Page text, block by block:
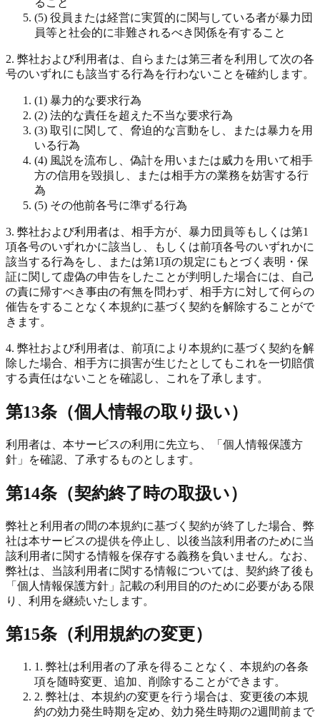
ること
(5) 役員または経営に実質的に関与している者が暴力団
員等と社会的に非難されるべき関係を有すること
2. 弊社および利用者は、自らまたは第三者を利用して次の各
号のいずれにも該当する行為を行わないことを確約します。
(1) 暴力的な要求行為
(2) 法的な責任を超えた不当な要求行為
(3) 取引に関して、脅迫的な言動をし、または暴力を用
いる行為
(4) 風説を流布し、偽計を用いまたは威力を用いて相手
方の信用を毀損し、または相手方の業務を妨害する行
為
(5) その他前各号に準ずる行為
3. 弊社および利用者は、相手方が、暴力団員等もしくは第1
項各号のいずれかに該当し、もしくは前項各号のいずれかに
該当する行為をし、または第1項の規定にもとづく表明・保
証に関して虚偽の申告をしたことが判明した場合には、自己
の責に帰すべき事由の有無を問わず、相手方に対して何らの
催告をすることなく本規約に基づく契約を解除することがで
きます。
4. 弊社および利用者は、前項により本規約に基づく契約を解
除した場合、相手方に損害が生じたとしてもこれを一切賠償
する責任はないことを確認し、これを了承します。
第13条（個人情報の取り扱い）
利用者は、本サービスの利用に先立ち、「個人情報保護方
針」を確認、了承するものとします。
第14条（契約終了時の取扱い）
弊社と利用者の間の本規約に基づく契約が終了した場合、弊
社は本サービスの提供を停止し、以後当該利用者のために当
該利用者に関する情報を保存する義務を負いません。なお、
弊社は、当該利用者に関する情報については、契約終了後も
「個人情報保護方針」記載の利用目的のために必要がある限
り、利用を継続いたします。
第15条（利用規約の変更）
1. 弊社は利用者の了承を得ることなく、本規約の各条
項を随時変更、追加、削除することができます。
2. 弊社は、本規約の変更を行う場合は、変更後の本規
約の効力発生時期を定め、効力発生時期の2週間前まで